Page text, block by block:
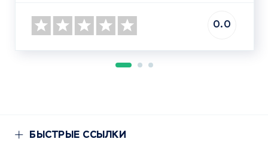
0.0
БЫСТРЫЕ ССЫЛКИ